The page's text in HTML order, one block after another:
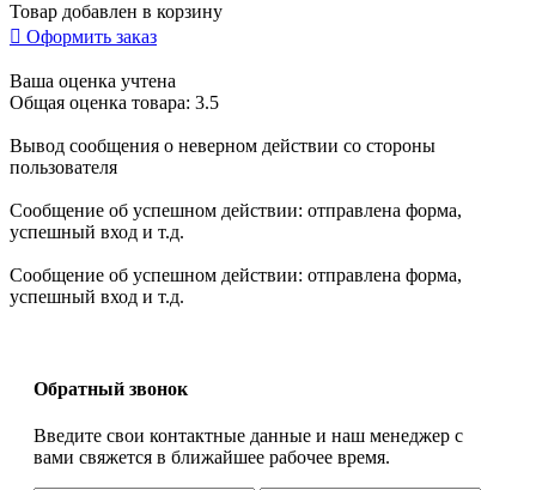
Товар добавлен в корзину
 Оформить заказ
Ваша оценка учтена
Общая оценка товара: 3.5
Вывод сообщения о неверном действии со стороны
пользователя
Сообщение об успешном действии: отправлена форма,
успешный вход и т.д.
Сообщение об успешном действии: отправлена форма,
успешный вход и т.д.
Обратный звонок
Введите свои контактные данные и наш менеджер с
вами свяжется в ближайшее рабочее время.